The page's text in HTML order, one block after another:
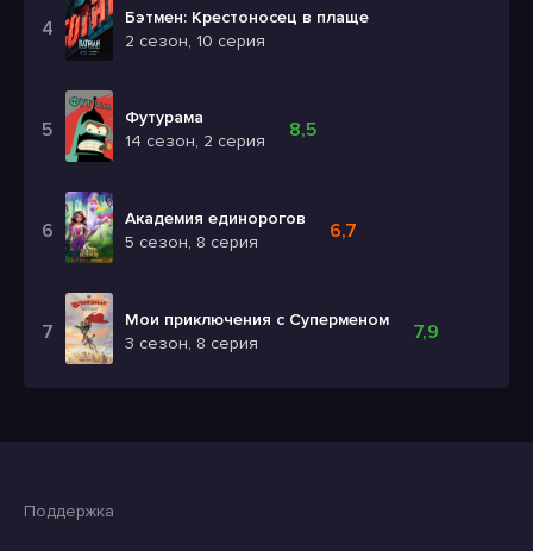
Бэтмен: Крестоносец в плаще
2 сезон, 10 серия
Футурама
14 сезон, 2 серия
8,5
Академия единорогов
5 сезон, 8 серия
6,7
Мои приключения с Суперменом
3 сезон, 8 серия
7,9
Поддержка